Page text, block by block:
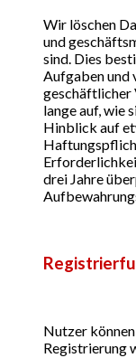
Wir löschen
und
sind. Dies
Aufgaben und
geschäftlicher
lange auf, wie
Hinblick auf
drei Jahre
Nutzer
Registrierung